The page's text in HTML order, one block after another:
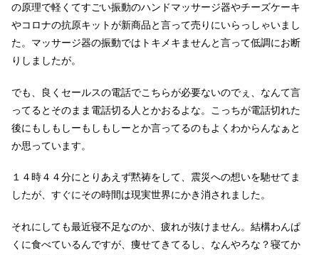
の原理で軽くてすごい振動のハンドマッサージ器やチーズケーキ
やコロナの抗原キットが新商品と言って売りにいらっしゃいまし
た。マッサージ器の振動ではトキメキませんと言って低調にお断
りしましたが。
でも、良くセールスの電話でこちらが必要ないのでぇ、なんて言
ってるとそのまま電話切る人とかおるよな。こっちが電話切れた
後にもしもしーもしもしーとか言ってるのもよくわからんなぁと
か思っています。
１４時４４分にとりあえず黙祷をして、震災への想いを馳せてま
したが、すぐにその時間は現実世界にかき消されました。
それにしても最近寝不足なのか、疲れが抜けません。結構わんぱ
くに食べているんですが、痩せてきてるし、なんやろな？寝てか